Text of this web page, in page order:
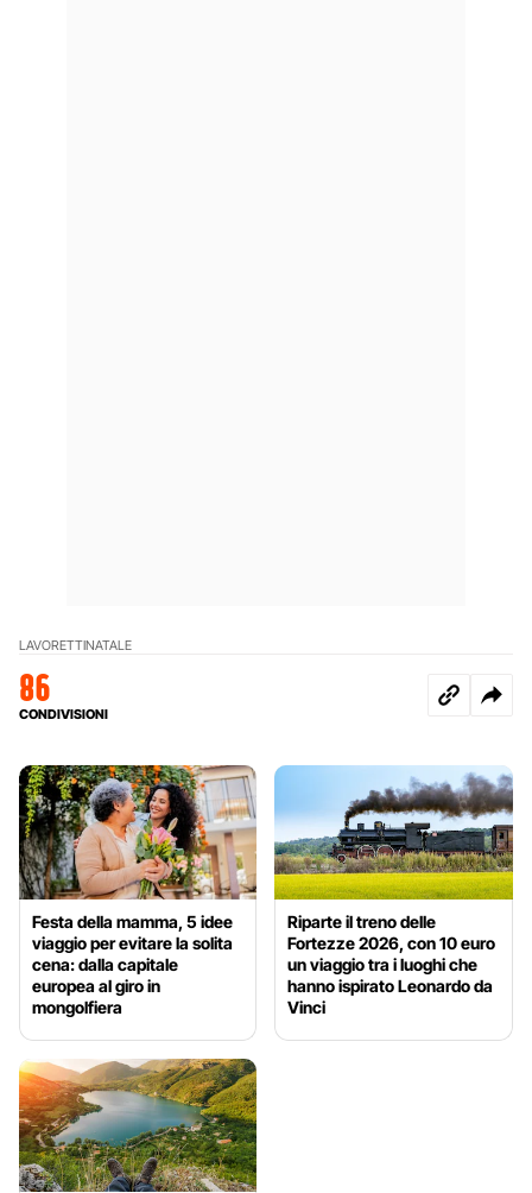
LAVORETTINATALE
86
CONDIVISIONI
Festa della mamma, 5 idee
viaggio per evitare la solita
cena: dalla capitale
europea al giro in
mongolfiera
Riparte il treno delle
Fortezze 2026, con 10 euro
un viaggio tra i luoghi che
hanno ispirato Leonardo da
Vinci